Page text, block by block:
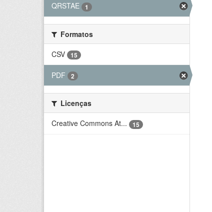
QRSTAE 1
Formatos
CSV
15
PDF 2
Licenças
Creative Commons At...
15